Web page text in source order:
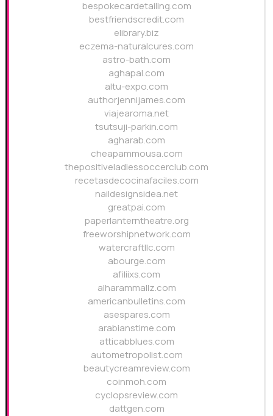
bespokecardetailing.com
bestfriendscredit.com
elibrary.biz
eczema-naturalcures.com
astro-bath.com
aghapal.com
altu-expo.com
authorjennijames.com
viajearoma.net
tsutsuji-parkin.com
agharab.com
cheapammousa.com
thepositiveladiessoccerclub.com
recetasdecocinafaciles.com
naildesignsidea.net
greatpai.com
paperlanterntheatre.org
freeworshipnetwork.com
watercraftllc.com
abourge.com
afiliixs.com
alharammallz.com
americanbulletins.com
asespares.com
arabianstime.com
atticabblues.com
autometropolist.com
beautycreamreview.com
coinmoh.com
cyclopsreview.com
dattgen.com